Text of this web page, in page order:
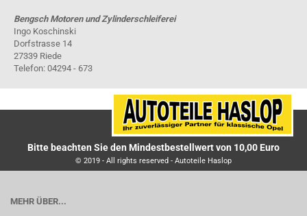
Bengsch Motoren und Zylinderschleiferei
Ingo Koschinski
Dorfstrasse 14
27339 Riede
Telefon: 04294 - 673
Bitte beachten Sie den Mindestbestellwert von 10,00 Euro
© 2019 - All rights reserved - Autoteile Haslop
MEHR ÜBER...